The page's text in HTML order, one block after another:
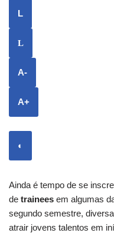
L
L
A-
A+
◐
Ainda é tempo de se
de trainees em algumas
segundo semestre,
atrair jovens talentos em